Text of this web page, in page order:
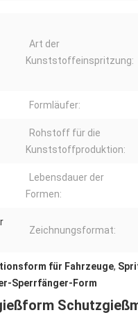
Art der
Kunststoffeinspritzung:
Formläufer:
Rohstoff für die
Kunststoffproduktion:
Lebensdauer der
Formen:
Zeichnungsformat:
für Fahrzeuge,
Sperrfänger-Form